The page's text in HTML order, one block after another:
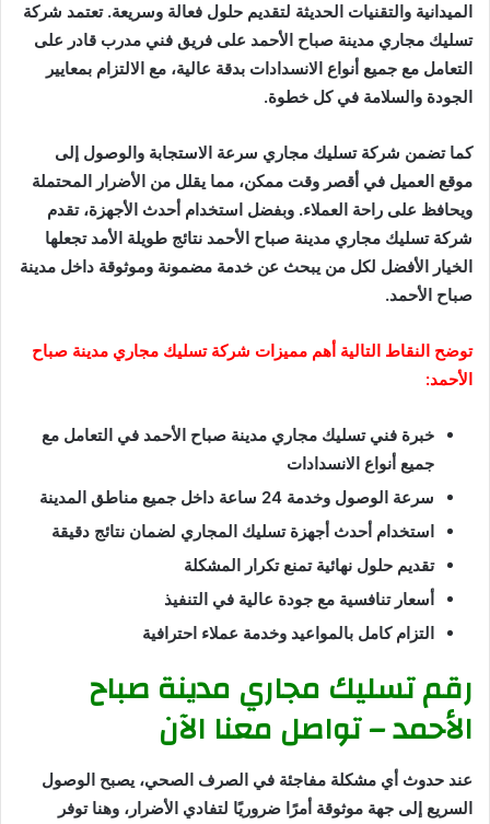
الميدانية والتقنيات الحديثة لتقديم حلول فعالة وسريعة. تعتمد شركة
تسليك مجاري مدينة صباح الأحمد على فريق فني مدرب قادر على
التعامل مع جميع أنواع الانسدادات بدقة عالية، مع الالتزام بمعايير
الجودة والسلامة في كل خطوة.
كما تضمن شركة تسليك مجاري سرعة الاستجابة والوصول إلى
موقع العميل في أقصر وقت ممكن، مما يقلل من الأضرار المحتملة
ويحافظ على راحة العملاء. وبفضل استخدام أحدث الأجهزة، تقدم
شركة تسليك مجاري مدينة صباح الأحمد نتائج طويلة الأمد تجعلها
الخيار الأفضل لكل من يبحث عن خدمة مضمونة وموثوقة داخل مدينة
صباح الأحمد.
توضح النقاط التالية أهم مميزات شركة تسليك مجاري مدينة صباح
الأحمد:
خبرة فني تسليك مجاري مدينة صباح الأحمد في التعامل مع
جميع أنواع الانسدادات
سرعة الوصول وخدمة 24 ساعة داخل جميع مناطق المدينة
استخدام أحدث أجهزة تسليك المجاري لضمان نتائج دقيقة
تقديم حلول نهائية تمنع تكرار المشكلة
أسعار تنافسية مع جودة عالية في التنفيذ
التزام كامل بالمواعيد وخدمة عملاء احترافية
رقم تسليك مجاري مدينة صباح
الأحمد – تواصل معنا الآن
عند حدوث أي مشكلة مفاجئة في الصرف الصحي، يصبح الوصول
السريع إلى جهة موثوقة أمرًا ضروريًا لتفادي الأضرار، وهنا توفر